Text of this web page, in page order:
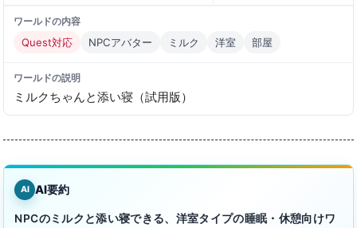
ワールドの内容
Quest対応 NPCアバター ミルク 洋室 部屋
ワールドの説明
ミルクちゃんと添い寝（試用版）
AI AI要約
NPCのミルクと添い寝できる、洋室タイプの睡眠・休憩向けワ